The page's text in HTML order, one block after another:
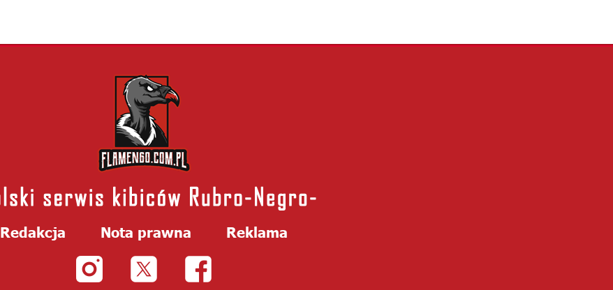
Redakcja Nota prawna Reklama